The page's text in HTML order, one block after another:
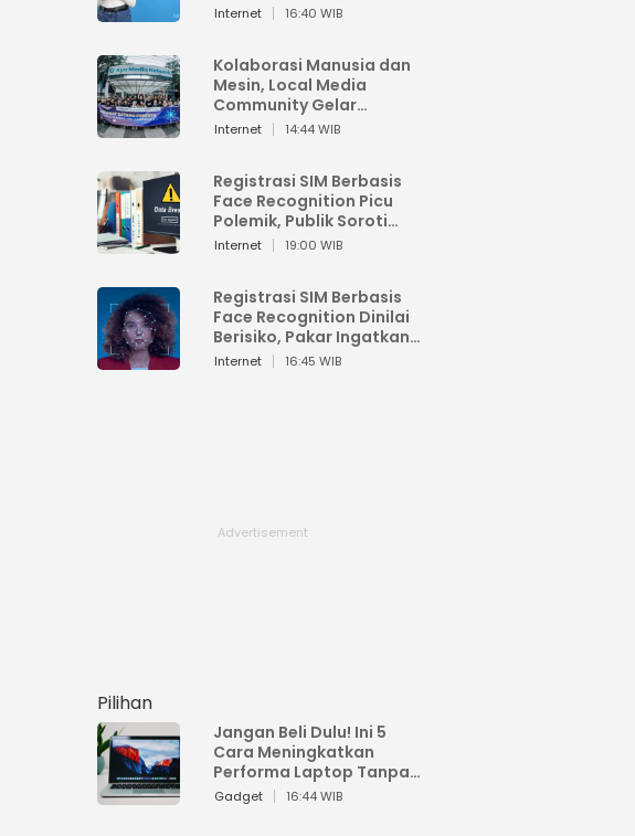
Powered Marketing
Internet 16:40 WIB
Kolaborasi Manusia dan
Mesin, Local Media
Community Gelar
Workshop Google AI
Internet 14:44 WIB
Registrasi SIM Berbasis
Face Recognition Picu
Polemik, Publik Soroti
Risiko Kebocoran Data
Internet 19:00 WIB
Registrasi SIM Berbasis
Face Recognition Dinilai
Berisiko, Pakar Ingatkan
Ancaman Privasi dan
Internet 16:45 WIB
Pilihan
Jangan Beli Dulu! Ini 5
Cara Meningkatkan
Performa Laptop Tanpa
Harus Beli Baru
Gadget 16:44 WIB